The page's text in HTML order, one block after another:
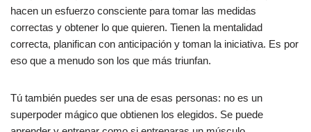
hacen un esfuerzo consciente para tomar las medidas
correctas y obtener lo que quieren. Tienen la mentalidad
correcta, planifican con anticipación y toman la iniciativa. Es por
eso que a menudo son los que más triunfan.
Tú también puedes ser una de esas personas: no es un
superpoder mágico que obtienen los elegidos. Se puede